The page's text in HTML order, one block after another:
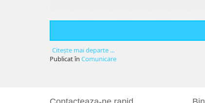
Citeşte mai departe ...
Publicat în Comunicare